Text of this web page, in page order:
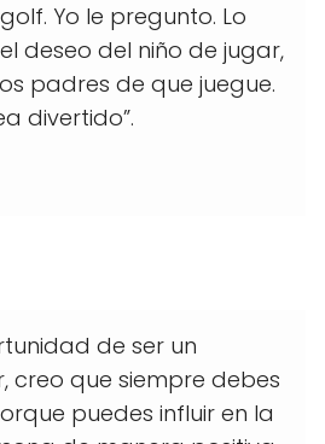
Yo le pregunto. Lo
deseo del niño de jugar,
padres de que juegue.
divertido”.
de ser un
creo que siempre debes
puedes influir en la